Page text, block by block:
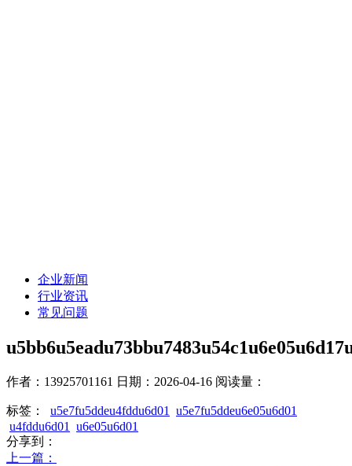
企业新闻
行业资讯
常见问题
作者：13925701161 日期：2026-04-16 阅读量：
标签： u5e7fu5ddeu4fddu6d01
u5e7fu5ddeu6e05u6d01
u4fddu6d01
u6e05u6d01
分享到：
上一篇 ：